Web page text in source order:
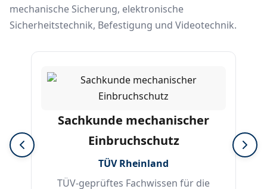
mechanische Sicherung, elektronische
Sicherheitstechnik, Befestigung und Videotechnik.
Sachkunde mechanischer
Einbruchschutz
TÜV Rheinland
TÜV-geprüftes Fachwissen für die